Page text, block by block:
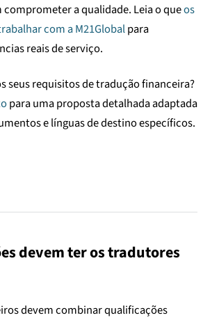
comprometer a qualidade. Leia o queos
com a M21Globalpara
reais de serviço.
seus requisitos de tradução financeira?
para uma proposta detalhada adaptada
e línguas de destino específicos.
devem ter os tradutores
devem combinar qualificações